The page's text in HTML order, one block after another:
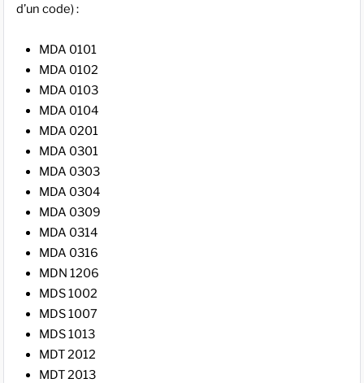
d’un code) :
MDA 0101
MDA 0102
MDA 0103
MDA 0104
MDA 0201
MDA 0301
MDA 0303
MDA 0304
MDA 0309
MDA 0314
MDA 0316
MDN 1206
MDS 1002
MDS 1007
MDS 1013
MDT 2012
MDT 2013